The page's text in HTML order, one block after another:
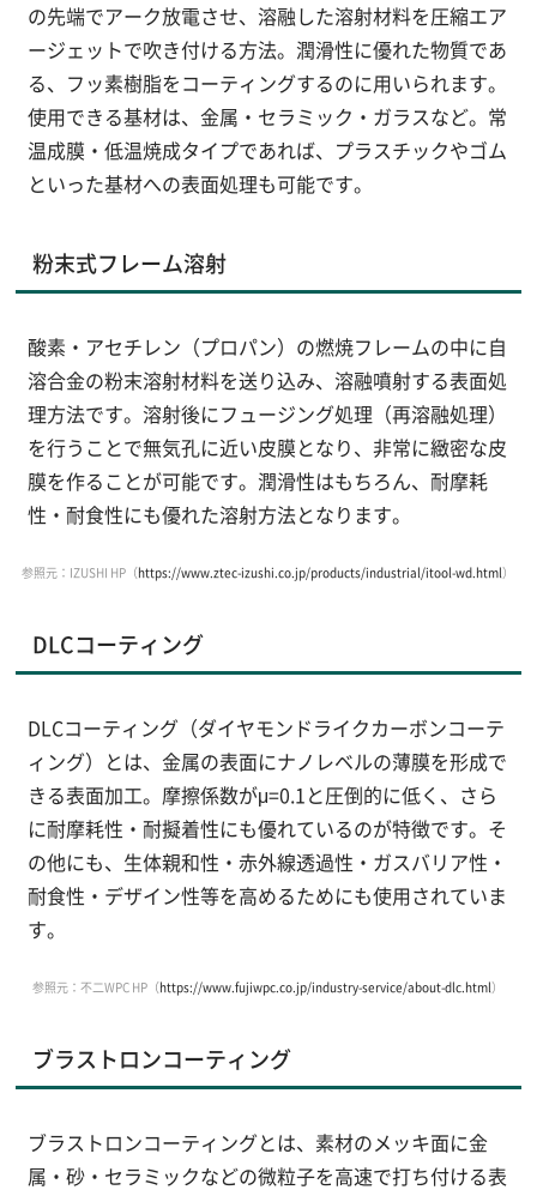
の先端でアーク放電させ、溶融した溶射材料を圧縮エア
ージェットで吹き付ける方法。潤滑性に優れた物質であ
る、フッ素樹脂をコーティングするのに用いられます。
使用できる基材は、金属・セラミック・ガラスなど。常
温成膜・低温焼成タイプであれば、プラスチックやゴム
といった基材への表面処理も可能です。
粉末式フレーム溶射
酸素・アセチレン（プロパン）の燃焼フレームの中に自
溶合金の粉末溶射材料を送り込み、溶融噴射する表面処
理方法です。溶射後にフュージング処理（再溶融処理）
を行うことで無気孔に近い皮膜となり、非常に緻密な皮
膜を作ることが可能です。潤滑性はもちろん、耐摩耗
性・耐食性にも優れた溶射方法となります。
参照元：IZUSHI HP（https://www.ztec-izushi.co.jp/products/industrial/itool-wd.html）
DLCコーティング
DLCコーティング（ダイヤモンドライクカーボンコーテ
ィング）とは、金属の表面にナノレベルの薄膜を形成で
きる表面加工。摩擦係数がμ=0.1と圧倒的に低く、さら
に耐摩耗性・耐擬着性にも優れているのが特徴です。そ
の他にも、生体親和性・赤外線透過性・ガスバリア性・
耐食性・デザイン性等を高めるためにも使用されていま
す。
参照元：不二WPC HP（https://www.fujiwpc.co.jp/industry-service/about-dlc.html）
ブラストロンコーティング
ブラストロンコーティングとは、素材のメッキ面に金
属・砂・セラミックなどの微粒子を高速で打ち付ける表